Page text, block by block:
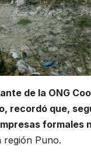
de la ONG
recordó que,
formales
región Puno.